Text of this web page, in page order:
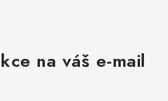
na váš e-mail